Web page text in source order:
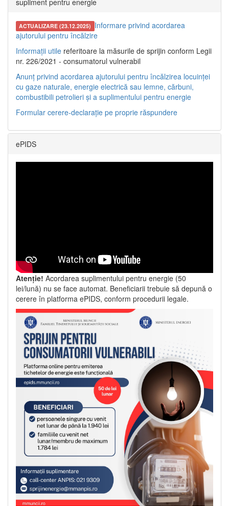
supliment pentru energie
ACTUALIZARE (23.12.2025) Informare privind acordarea
ajutorului pentru încălzire
Informații utile referitoare la măsurile de sprijin conform Legii
nr. 226/2021 - consumatorul vulnerabil
Anunț privind acordarea ajutorului pentru încălzirea locuinței
cu gaze naturale, energie electrică sau lemne, cărbuni,
combustibili petrolieri și a suplimentului pentru energie
Formular cerere-declarație pe proprie răspundere
ePIDS
Atenție! Acordarea suplimentului pentru energie (50
lei/lună) nu se face automat. Beneficiarii trebuie să depună o
cerere în platforma ePIDS, conform procedurii legale.